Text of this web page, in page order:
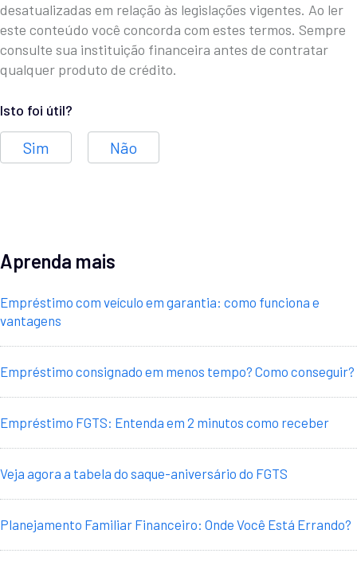
desatualizadas em relação às legislações vigentes. Ao ler
este conteúdo você concorda com estes termos. Sempre
consulte sua instituição financeira antes de contratar
qualquer produto de crédito.
Isto foi útil?
Sim Não
Aprenda mais
Empréstimo com veículo em garantia: como funciona e
vantagens
Empréstimo consignado em menos tempo? Como conseguir?
Empréstimo FGTS: Entenda em 2 minutos como receber
Veja agora a tabela do saque-aniversário do FGTS
Planejamento Familiar Financeiro: Onde Você Está Errando?